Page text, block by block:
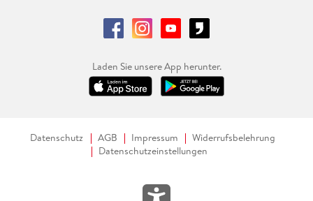
Laden Sie unsere App herunter.
Datenschutz AGB Impressum
Widerrufsbelehrung
Datenschutzeinstellungen